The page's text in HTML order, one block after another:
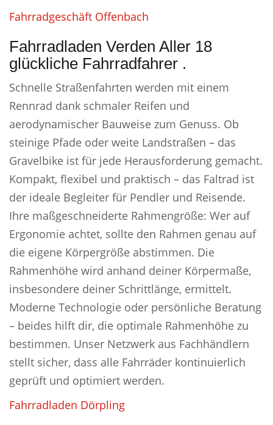
Fahrradgeschäft Offenbach
Fahrradladen Verden Aller 18
glückliche Fahrradfahrer .
Schnelle Straßenfahrten werden mit einem
Rennrad dank schmaler Reifen und
aerodynamischer Bauweise zum Genuss. Ob
steinige Pfade oder weite Landstraßen – das
Gravelbike ist für jede Herausforderung gemacht.
Kompakt, flexibel und praktisch – das Faltrad ist
der ideale Begleiter für Pendler und Reisende.
Ihre maßgeschneiderte Rahmengröße: Wer auf
Ergonomie achtet, sollte den Rahmen genau auf
die eigene Körpergröße abstimmen. Die
Rahmenhöhe wird anhand deiner Körpermaße,
insbesondere deiner Schrittlänge, ermittelt.
Moderne Technologie oder persönliche Beratung
– beides hilft dir, die optimale Rahmenhöhe zu
bestimmen. Unser Netzwerk aus Fachhändlern
stellt sicher, dass alle Fahrräder kontinuierlich
geprüft und optimiert werden.
Fahrradladen Dörpling